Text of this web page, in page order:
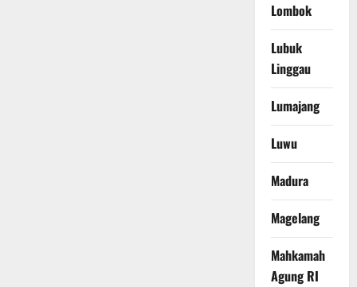
Lombok
Lubuk
Linggau
Lumajang
Luwu
Madura
Magelang
Mahkamah
Agung RI